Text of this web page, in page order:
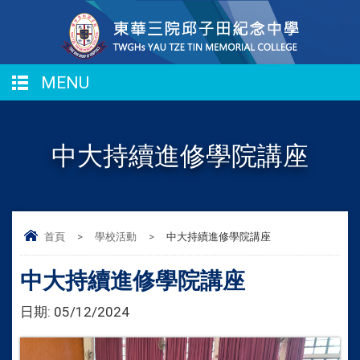
MENU
中大持續進修學院講座
首頁 > 學校活動 > 中大持續進修學院講座
中大持續進修學院講座
日期: 05/12/2024